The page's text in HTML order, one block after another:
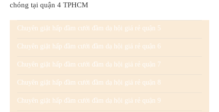
chóng tại quận 4 TPHCM
Chuyên giặt hấp đầm cưới đầm dạ hội giá rẻ quận 5
Chuyên giặt hấp đầm cưới đầm dạ hội giá rẻ quận 6
Chuyên giặt hấp đầm cưới đầm dạ hội giá rẻ quận 7
Chuyên giặt hấp đầm cưới đầm dạ hội giá rẻ quận 8
Chuyên giặt hấp đầm cưới đầm dạ hội giá rẻ quận 9